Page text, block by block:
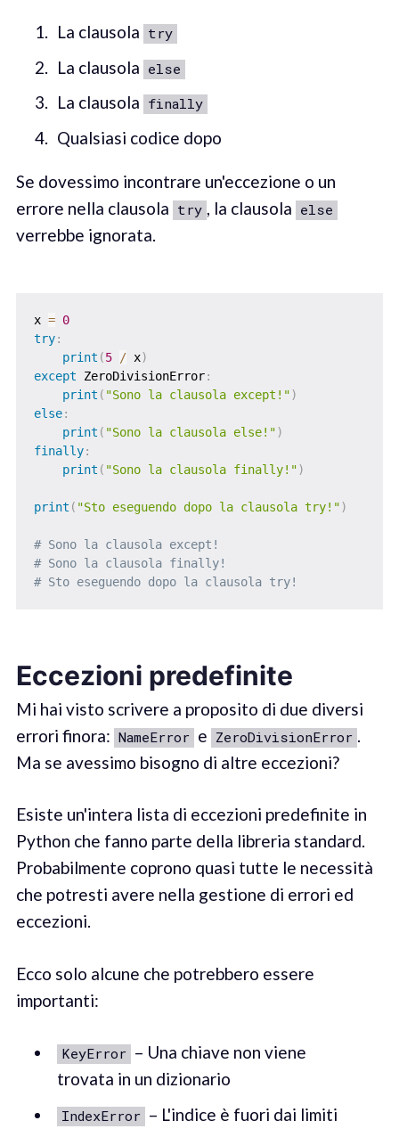
La clausola try
La clausola else
La clausola finally
Qualsiasi codice dopo
Se dovessimo incontrare un'eccezione o un
errore nella clausola try , la clausola else
verrebbe ignorata.
x = 0
try:
print (5 / x)
except ZeroDivisionError:
print ( "Sono la clausola except!")
else:
print ( "Sono la clausola else!")
finally:
print ( "Sono la clausola finally!")
print ( "Sto eseguendo dopo la clausola try!")
# Sono la clausola except!
# Sono la clausola finally!
# Sto eseguendo dopo la clausola try!
Eccezioni predefinite
Mi hai visto scrivere a proposito di due diversi
errori finora: NameError e ZeroDivisionError .
Ma se avessimo bisogno di altre eccezioni?
Esiste un'intera lista di eccezioni predefinite in
Python che fanno parte della libreria standard.
Probabilmente coprono quasi tutte le necessità
che potresti avere nella gestione di errori ed
eccezioni.
Ecco solo alcune che potrebbero essere
importanti:
KeyError – Una chiave non viene
trovata in un dizionario
IndexError – L'indice è fuori dai limiti